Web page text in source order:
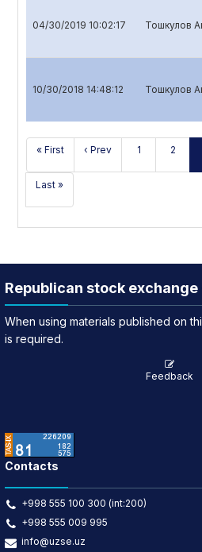
04/30/2019 10:02:17 Тошкулов
10/30/2018 14:48:12 Тошкулов
« First ‹ Prev 1 2
Last »
Republican stock
When using materials published on
is required.
Feedback
Contacts
+998 555 100 300 (int:200)
+998 555 009 995
info@uzse.uz